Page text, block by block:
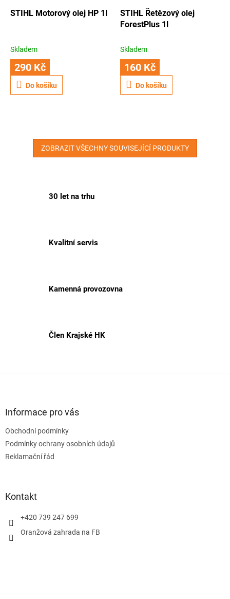
30 let na trhu
Kvalitní servis
Kamenná provozovna
Člen Krajské HK
STIHL Motorový olej HP 1l
Skladem
290 Kč
Do košíku
STIHL Řetězový olej
ForestPlus 1l
Skladem
160 Kč
Do košíku
ZOBRAZIT VŠECHNY SOUVISEJÍCÍ PRODUKTY
Informace pro vás
Obchodní podmínky
Podmínky ochrany osobních údajů
Reklamační řád
Kontakt
+420 739 247 699
Oranžová zahrada na FB